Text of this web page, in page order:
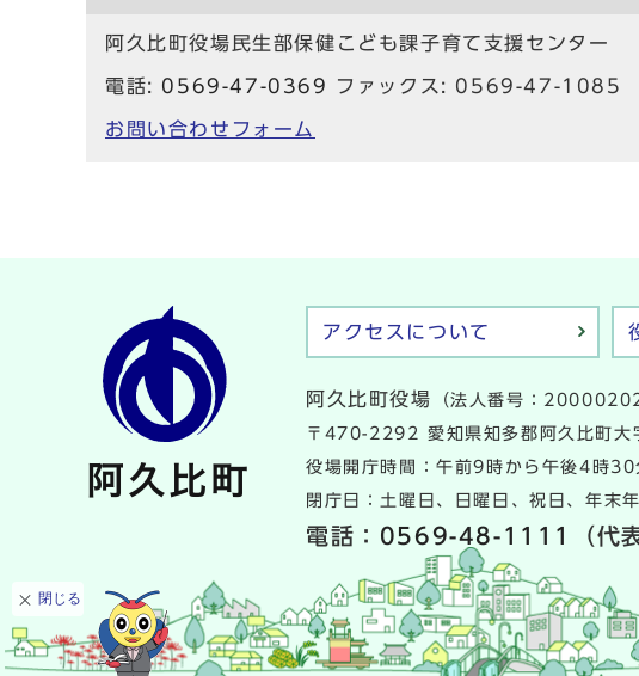
阿久比町役場民生部保健こども課子育て支援センター
電話: 0569-47-0369 ファックス: 0569-47-1085
お問い合わせフォーム
閉じる
アクセスについて
阿久比町役場
（法人番号：
〒470-2292 愛知県知多郡阿久比町大
役場開庁時間：午前9時から午後4時30
閉庁日：土曜日、日曜日、祝日、年末
電話： 0569-48-1111 （代